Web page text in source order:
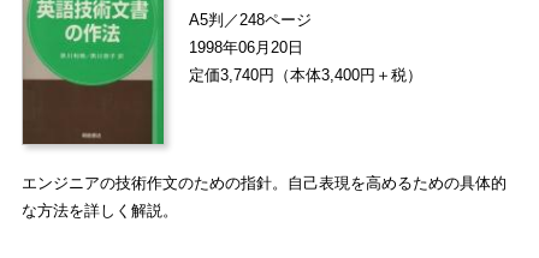
A5判／248ページ
1998年06月20日
定価3,740円（本体3,400円＋税）
エンジニアの技術作文のための指針。自己表現を高めるための具体的
な方法を詳しく解説。